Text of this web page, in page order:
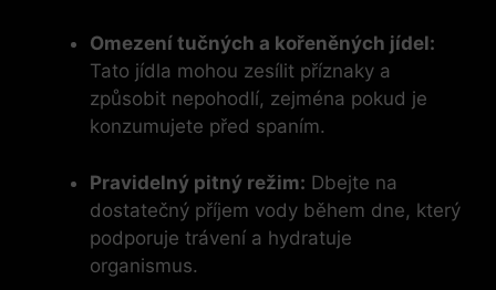
Omezení tučných a kořeněných jídel:
Tato jídla mohou zesílit příznaky a
způsobit nepohodlí, zejména pokud je
konzumujete před spaním.
Pravidelný pitný režim: Dbejte na
dostatečný příjem vody během dne, který
podporuje trávení a hydratuje
organismus.